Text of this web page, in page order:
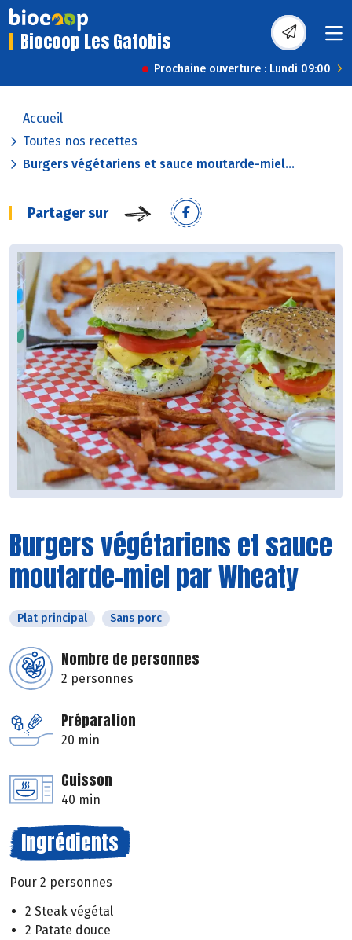
Biocoop Les Gatobis
Prochaine ouverture : Lundi 09:00
Accueil
Toutes nos recettes
Burgers végétariens et sauce moutarde-miel...
Partager sur
Burgers végétariens et sauce
moutarde-miel par Wheaty
Plat principal Sans porc
Nombre de personnes
2 personnes
Préparation
20 min
Cuisson
40 min
Ingrédients
Pour 2 personnes
2 Steak végétal
2 Patate douce